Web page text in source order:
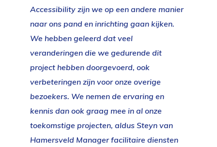
Accessibility zijn we op een andere manier
naar ons pand en inrichting gaan kijken.
We hebben geleerd dat veel
veranderingen die we gedurende dit
project hebben doorgevoerd, ook
verbeteringen zijn voor onze overige
bezoekers. We nemen de ervaring en
kennis dan ook graag mee in al onze
toekomstige projecten, aldus Steyn van
Hamersveld Manager facilitaire diensten